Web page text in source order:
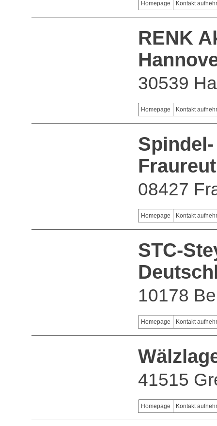
Homepage Kontakt
RENK
30539
Homepage Kontakt
08427
Homepage Kontakt
STC-
10178
Homepage Kontakt
41515
Homepage Kontakt